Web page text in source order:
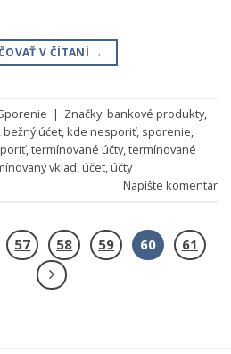
V ČÍTANÍ →
| Značky: bankové produkty,
bežný úćet,kde nesporiť, sporenie,
,termínované účty,termínované
vklad,účet,účty
Napíšte komentár
57 58 59 60 61